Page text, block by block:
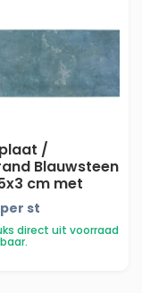
/
Blauwsteen
cm met
per st
direct uit voorraad